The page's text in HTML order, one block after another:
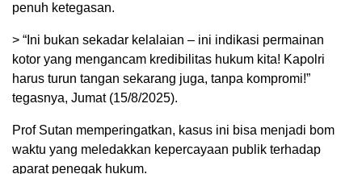
penuh ketegasan.
> “Ini bukan sekadar kelalaian – ini indikasi permainan
kotor yang mengancam kredibilitas hukum kita! Kapolri
harus turun tangan sekarang juga, tanpa kompromi!”
tegasnya, Jumat (15/8/2025).
Prof Sutan memperingatkan, kasus ini bisa menjadi bom
waktu yang meledakkan kepercayaan publik terhadap
aparat penegak hukum.